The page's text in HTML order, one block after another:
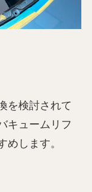
を検討されて
キュームリフ
めします。